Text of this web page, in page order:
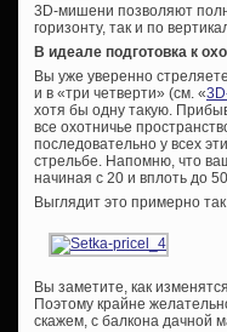
3D-мишени позволяют
горизонту, так и по
В идеале подготовка к
Вы уже уверенно
и в «три четверти» (см. «
хотя бы одну такую.
все охотничье
последовательно у всех
стрельбе. Напомню, что
начиная с 20 и вплоть до
Выглядит это примерно
Вы заметите, как
Поэтому крайне
скажем, с балкона дачной